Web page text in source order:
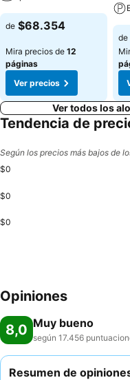
de $68.354
Mira precios de 12
páginas
Ver precios
de
Ver todos los
Tendencia de
Según los precios más bajos de
$0
$0
$0
Opiniones
8,0 Muy bueno
según 17.456
Resumen de